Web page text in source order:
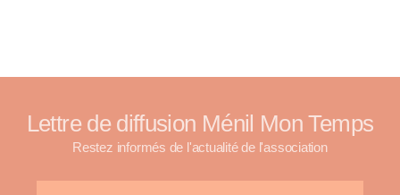
Lettre de diffusion Ménil Mon Temps
Restez informés de l'actualité de l'association